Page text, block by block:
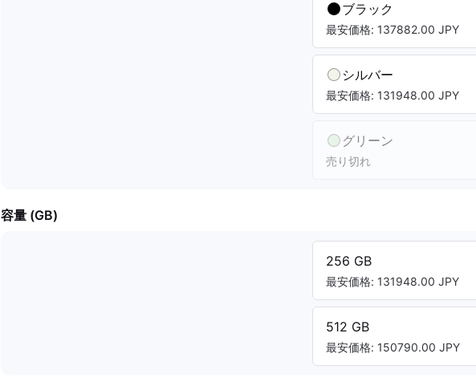
ブラック
最安価格: 137882.00 JPY
シルバー
最安価格: 131948.00 JPY
グリーン
売り切れ
容量 (GB)
256 GB
最安価格: 131948.00 JPY
512 GB
最安価格: 150790.00 JPY